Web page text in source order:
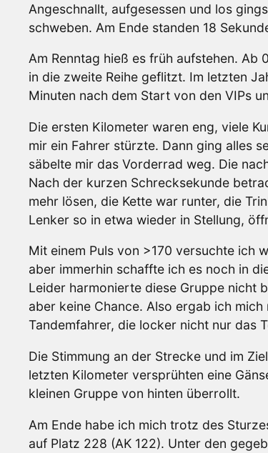
Angeschnallt, aufgesessen und los
schweben. Am Ende standen 18
Am Renntag hieß es früh aufstehen. Ab
in die zweite Reihe geflitzt. Im letzten
Minuten nach dem Start von den VIPs
Die ersten Kilometer waren eng, viele
mir ein Fahrer stürzte. Dann ging alles
säbelte mir das Vorderrad weg. Die
Nach der kurzen Schrecksekunde
mehr lösen, die Kette war runter, die
Lenker so in etwa wieder in Stellung,
Mit einem Puls von >170 versuchte ich
aber immerhin schaffte ich es noch in
Leider harmonierte diese Gruppe nicht
aber keine Chance. Also ergab ich
Tandemfahrer, die locker nicht nur das
Die Stimmung an der Strecke und im
letzten Kilometer versprühten eine
kleinen Gruppe von hinten überrollt.
Am Ende habe ich mich trotz des
auf Platz 228 (AK 122). Unter den